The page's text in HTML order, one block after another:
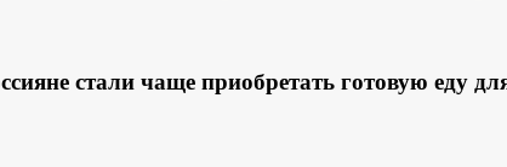
стали чаще приобретать готовую еду